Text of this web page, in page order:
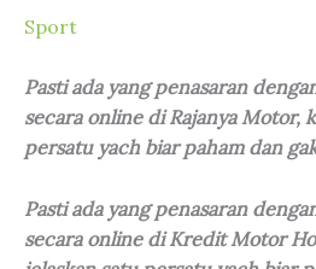
Sport
Pasti ada yang penasaran
secara online di Rajanya Motor,
persatu yach biar paham dan
Pasti ada yang penasaran
secara online di Kredit Motor